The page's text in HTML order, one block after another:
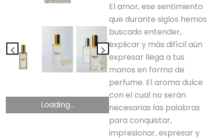
Loading...
El amor, ese sentimiento
que durante siglos hemos
buscado entender,
explicar y más difícil aún
expresar llega a tus
manos en forma de
perfume. El aroma dulce
con el cual no serán
necesarias las palabras
para conquistar,
impresionar, expresar y